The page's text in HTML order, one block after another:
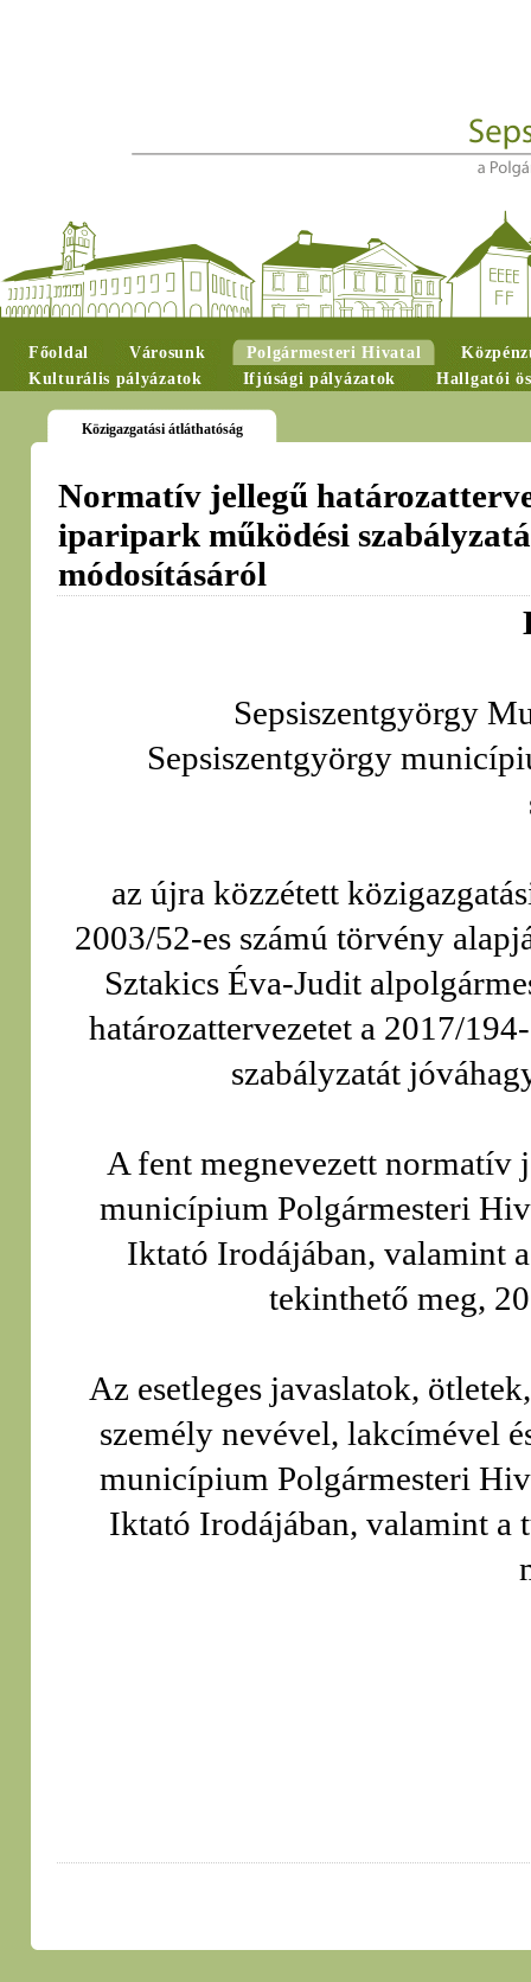
Főoldal Városunk Polgármesteri Hivatal
Kulturális pályázatok
Ifjúsági pályázatok Hallgatói
Közigazgatási átláthatóság
Normatív jellegű
iparipark működési
módosításáról
Sepsiszentgyörgy
Sepsiszentgyörgy
az újra közzétett
2003/52-es számú törvény
Sztakics Éva-Judit
határozattervezetet a 2017/
szabályzatát
A fent megnevezett normatív
municípium Polgármesteri
Iktató Irodájában, valamint
tekinthető meg,
Az esetleges javaslatok,
személy nevével, lakcímével
municípium Polgármesteri
Iktató Irodájában, valamint a